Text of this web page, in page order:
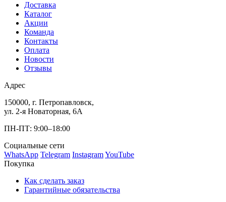
Доставка
Каталог
Акции
Команда
Контакты
Оплата
Новости
Отзывы
Адрес
150000, г. Петропавловск,
ул. 2-я Новаторная, 6А
ПН-ПТ: 9:00–18:00
Социальные сети
WhatsApp Telegram InstagramYouTube
Покупка
Как сделать заказ
Гарантийные обязательства